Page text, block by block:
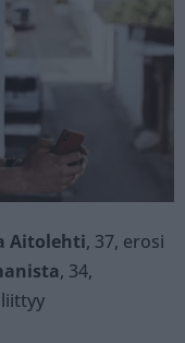
Aitolehti, 37, erosi
, 34,